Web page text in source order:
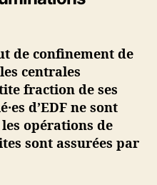
de confinement de
centrales
fraction de ses
d’EDF ne sont
opérations de
sont assurées par